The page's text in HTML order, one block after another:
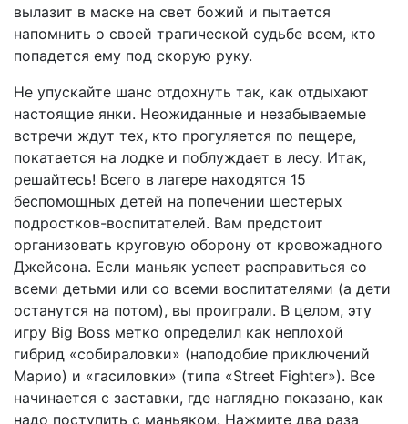
вылазит в маске на свет божий и пытается
напомнить о своей трагической судьбе всем, кто
попадется ему под скорую руку.
Не упускайте шанс отдохнуть так, как отдыхают
настоящие янки. Неожиданные и незабываемые
встречи ждут тех, кто прогуляется по пещере,
покатается на лодке и поблуждает в лесу. Итак,
решайтесь! Всего в лагере находятся 15
беспомощных детей на попечении шестерых
подростков-воспитателей. Вам предстоит
организовать круговую оборону от кровожадного
Джейсона. Если маньяк успеет расправиться со
всеми детьми или со всеми воспитателями (а дети
останутся на потом), вы проиграли. В целом, эту
игру Big Boss метко определил как неплохой
гибрид «собираловки» (наподобие приключений
Марио) и «гасиловки» (типа «Street Fighter»). Все
начинается с заставки, где наглядно показано, как
надо поступить с маньяком. Нажмите два раза